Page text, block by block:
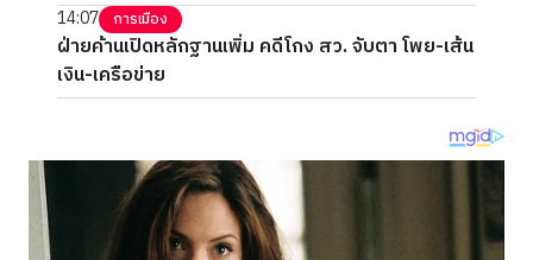
14:07 การเมือง
ฝ่ายค้านเปิดหลักฐานเพิ่ม คดีโกง สว. จับตา โพย-เส้น
เงิน-เครือข่าย